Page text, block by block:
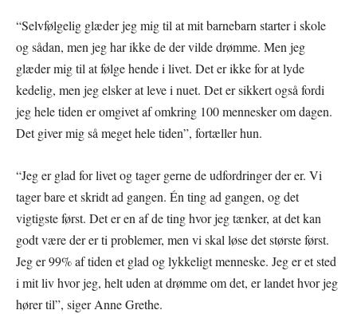
“Selvfølgelig glæder jeg mig til at mit barnebarn starter i skole
og sådan, men jeg har ikke de der vilde drømme. Men jeg
glæder mig til at følge hende i livet. Det er ikke for at lyde
kedelig, men jeg elsker at leve i nuet. Det er sikkert også fordi
jeg hele tiden er omgivet af omkring 100 mennesker om dagen.
Det giver mig så meget hele tiden”, fortæller hun.
“Jeg er glad for livet og tager gerne de udfordringer der er. Vi
tager bare et skridt ad gangen. Én ting ad gangen, og det
vigtigste først. Det er en af de ting hvor jeg tænker, at det kan
godt være der er ti problemer, men vi skal løse det største først.
Jeg er 99% af tiden et glad og lykkeligt menneske. Jeg er et sted
i mit liv hvor jeg, helt uden at drømme om det, er landet hvor jeg
hører til”, siger Anne Grethe.